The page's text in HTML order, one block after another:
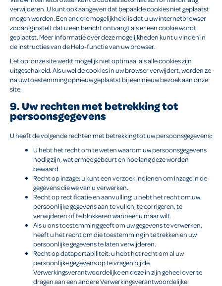
verwijderen. U kunt ook aangeven dat bepaalde cookies niet geplaatst
mogen worden. Een andere mogelijkheid is dat u uw internetbrowser
zodanig instelt dat u een bericht ontvangt als er een cookie wordt
geplaatst. Meer informatie over deze mogelijkheden kunt u vinden in
de instructies van de Help-functie van uw browser.
Let op: onze site werkt mogelijk niet optimaal als alle cookies zijn
uitgeschakeld. Als u wel de cookies in uw browser verwijdert, worden ze
na uw toestemming opnieuw geplaatst bij een nieuw bezoek aan onze
site.
9. Uw rechten met betrekking tot
persoonsgegevens
U heeft de volgende rechten met betrekking tot uw persoonsgegevens:
U hebt het recht om te weten waarom uw persoonsgegevens
nodig zijn, wat ermee gebeurt en hoe lang deze worden
bewaard.
Recht op inzage: u kunt een verzoek indienen om inzage in de
gegevens die we van u verwerken.
Recht op rectificatie en aanvulling: u hebt het recht om uw
persoonlijke gegevens aan te vullen, te corrigeren, te
verwijderen of te blokkeren wanneer u maar wilt.
Als u ons toestemming geeft om uw gegevens te verwerken,
heeft u het recht om die toestemming in te trekken en uw
persoonlijke gegevens te laten verwijderen.
Recht op dataportabiliteit: u hebt het recht om al uw
persoonlijke gegevens op te vragen bij de
Verwerkingsverantwoordelijke en deze in zijn geheel over te
dragen aan een andere Verwerkingsverantwoordelijke.